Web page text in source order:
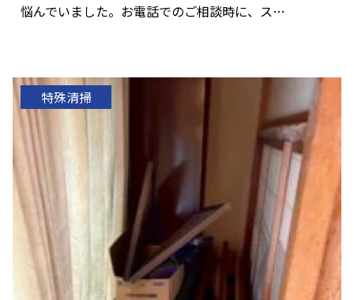
悩んでいました。お電話でのご相談時に、ス…
特殊清掃